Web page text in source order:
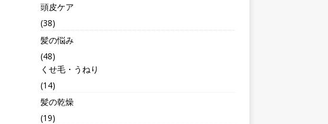
頭皮ケア
(38)
髪の悩み
(48)
くせ毛・うねり
(14)
髪の乾燥
(19)